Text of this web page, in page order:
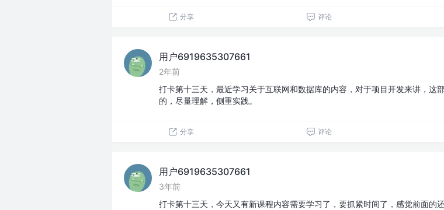
分享 评论
用户6919635307661
2年前
打卡第十三天，最近学习关于互联网和数据库的内容，对于项目开发来讲，这
的，尽量理解，侧重实践。
分享 评论
用户6919635307661
3年前
打卡第十三天，今天又有新课程内容需要学习了，要抓紧时间了，感觉前面的